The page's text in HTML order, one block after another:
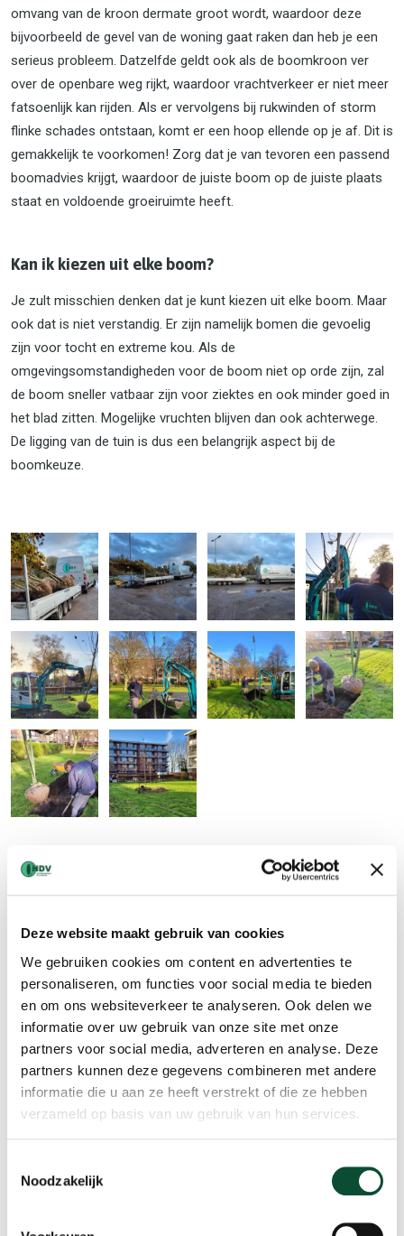
Deze website maakt gebruik van cookies
We gebruiken cookies om content en advertenties te
personaliseren, om functies voor social media te bieden
en om ons websiteverkeer te analyseren. Ook delen we
informatie over uw gebruik van onze site met onze
partners voor social media, adverteren en analyse. Deze
partners kunnen deze gegevens combineren met andere
informatie die u aan ze heeft verstrekt of die ze hebben
verzameld op basis van uw gebruik van hun services.
Noodzakelijk
omvang van de kroon dermate groot wordt, waardoor deze
bijvoorbeeld de gevel van de woning gaat raken dan heb je een
serieus probleem. Datzelfde geldt ook als de boomkroon ver
over de openbare weg rijkt, waardoor vrachtverkeer er niet meer
fatsoenlijk kan rijden. Als er vervolgens bij rukwinden of storm
flinke schades ontstaan, komt er een hoop ellende op je af. Dit is
gemakkelijk te voorkomen! Zorg dat je van tevoren een passend
boomadvies krijgt, waardoor de juiste boom op de juiste plaats
staat en voldoende groeiruimte heeft.
Kan ik kiezen uit elke boom?
Je zult misschien denken dat je kunt kiezen uit elke boom. Maar
ook dat is niet verstandig. Er zijn namelijk bomen die gevoelig
zijn voor tocht en extreme kou. Als de
omgevingsomstandigheden voor de boom niet op orde zijn, zal
de boom sneller vatbaar zijn voor ziektes en ook minder goed in
het blad zitten. Mogelijke vruchten blijven dan ook achterwege.
De ligging van de tuin is dus een belangrijk aspect bij de
boomkeuze.
Een gezonde bodem voor het planten van bomen
zijn om lekker te kunnen wortelen en voldoende vocht en
voedsel uit de grond te halen. In een gezonde bodem zit veel
bodemleven. Ook kunnen hoeveelheden kabels en leidingen de
oorzaak zijn van problemen in de grond. Als er geen groeiruimte
is voor de wortels zal dit problemen veroorzaken. Voordat we
een passend boomadvies kunnen geven, zullen we de bodem
met de bodemlagen beoordelen.
Er is een belangrijke relatie tussen vocht en groei van de boom.
veel te vochtig is. Maar er zijn ook bomen die goed gedijen op